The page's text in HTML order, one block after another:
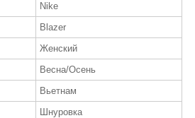
Nike
Blazer
Женский
Весна/Осень
Вьетнам
Шнуровка